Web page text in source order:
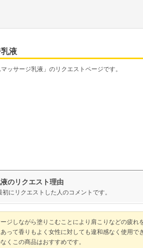
液
ッサージ乳液」のリクエストページです。
のリクエスト理由
にリクエストした人のコメントです。
ジしながら塗りこむことにより肩こりなどの疲れ
って香りもよく女性に対しても違和感なく使用で
くこの商品はおすすめです。